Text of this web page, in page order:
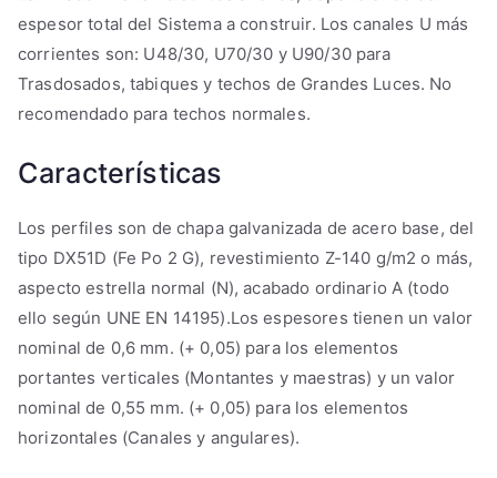
espesor total del Sistema a construir. Los canales U más
corrientes son: U48/30, U70/30 y U90/30 para
Trasdosados, tabiques y techos de Grandes Luces. No
recomendado para techos normales.
Características
Los perfiles son de chapa galvanizada de acero base, del
tipo DX51D (Fe Po 2 G), revestimiento Z-140 g/m2 o más,
aspecto estrella normal (N), acabado ordinario A (todo
ello según UNE EN 14195).Los espesores tienen un valor
nominal de 0,6 mm. (+ 0,05) para los elementos
portantes verticales (Montantes y maestras) y un valor
nominal de 0,55 mm. (+ 0,05) para los elementos
horizontales (Canales y angulares).